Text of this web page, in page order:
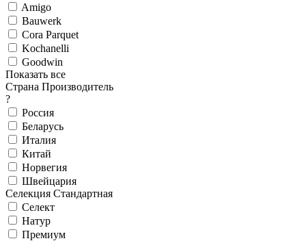
Amigo
Bauwerk
Cora Parquet
Kochanelli
Goodwin
Показать все
Страна Производитель
?
Россия
Беларусь
Италия
Китай
Норвегия
Швейцария
Селекция Стандартная
Селект
Натур
Премиум